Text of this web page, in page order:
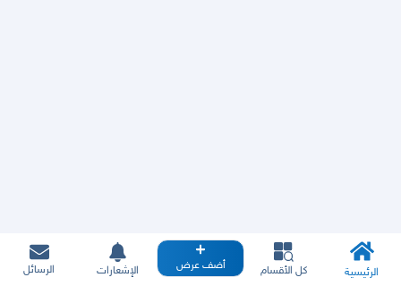
الرئيسية كل الأقسام أضف عرض الإشعارات الرسائل